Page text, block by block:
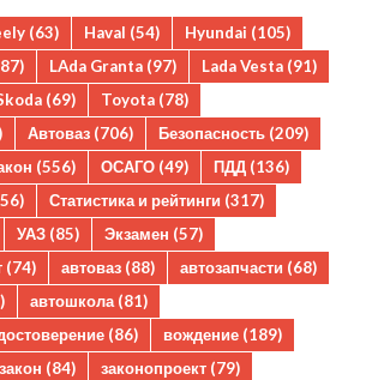
(63) Haval (54) Hyundai (105)
LAda Granta (97) Lada Vesta (91)
(69) Toyota (78)
Автоваз (706) Безопасность (209)
(556) ОСАГО (49) ПДД (136)
Статистика и рейтинги (317)
УАЗ (85) Экзамен (57)
(74) автоваз (88) автозапчасти (68)
автошкола(81)
(86) вождение (189)
закон (84) законопроект (79)